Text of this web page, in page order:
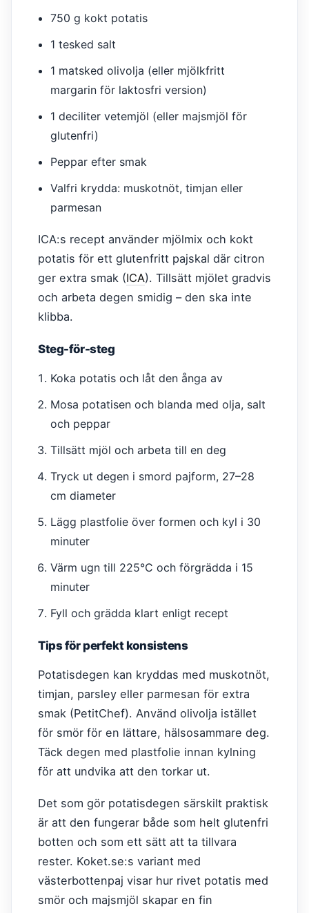
750 g kokt potatis
1 tesked salt
1 matsked olivolja (eller mjölkfritt
margarin för laktosfri version)
1 deciliter vetemjöl (eller majsmjöl för
glutenfri)
Peppar efter smak
Valfri krydda: muskotnöt, timjan eller
parmesan
ICA:s recept använder mjölmix och kokt
potatis för ett glutenfritt pajskal där citron
ger extra smak (ICA). Tillsätt mjölet gradvis
och arbeta degen smidig – den ska inte
klibba.
Steg-för-steg
Koka potatis och låt den ånga av
Mosa potatisen och blanda med olja, salt
och peppar
Tillsätt mjöl och arbeta till en deg
Tryck ut degen i smord pajform, 27–28
cm diameter
Lägg plastfolie över formen och kyl i 30
minuter
Värm ugn till 225°C och förgrädda i 15
minuter
Fyll och grädda klart enligt recept
Tips för perfekt konsistens
Potatisdegen kan kryddas med muskotnöt,
timjan, parsley eller parmesan för extra
smak (PetitChef). Använd olivolja istället
för smör för en lättare, hälsosammare deg.
Täck degen med plastfolie innan kylning
för att undvika att den torkar ut.
Det som gör potatisdegen särskilt praktisk
är att den fungerar både som helt glutenfri
botten och som ett sätt att ta tillvara
rester. Koket.se:s variant med
västerbottenpaj visar hur rivet potatis med
smör och majsmjöl skapar en fin